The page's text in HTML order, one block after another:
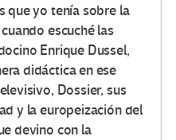
que yo tenía sobre la
escuché las
Enrique Dussel,
didáctica en ese
Dossier, sus
y la europeización del
devino con la